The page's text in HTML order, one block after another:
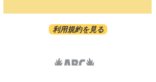
利用規約を見る